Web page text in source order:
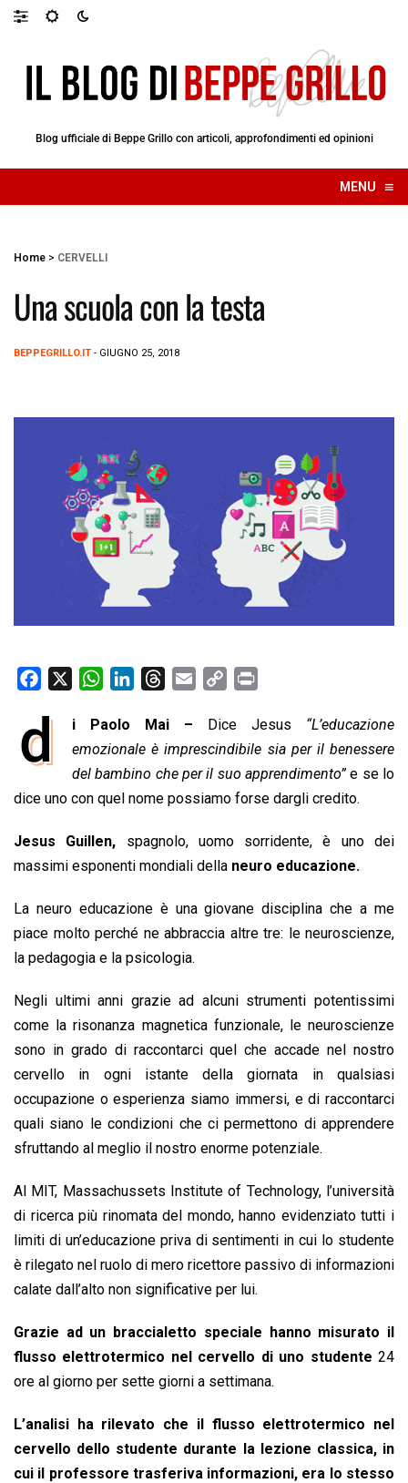
Blog ufficiale di Beppe Grillo con articoli, approfondimenti ed opinioni
MENU ≡
☰
Home > CERVELLI
Una scuola con la testa
BEPPEGRILLO.IT - GIUGNO 25, 2018
e
o
k
W
a
t
s
A
p
k
e
d
n
r
e
a
d
i
l
p
y
L
i
k
i
n
t
d i Paolo Mai – Dice Jesus “L’educazione
emozionale è imprescindibile sia per il benessere
del bambino che per il suo apprendimento”e se lo
dice uno con quel nome possiamo forse dargli credito.
Jesus Guillen, spagnolo, uomo sorridente, è uno dei
massimi esponenti mondiali della neuro educazione.
La neuro educazione è una giovane disciplina che a me
piace molto perché ne abbraccia altre tre: le neuroscienze,
la pedagogia e la psicologia.
Negli ultimi anni grazie ad alcuni strumenti potentissimi
come la risonanza magnetica funzionale, le neuroscienze
sono in grado di raccontarci quel che accade nel nostro
cervello in ogni istante della giornata in qualsiasi
occupazione o esperienza siamo immersi, e di raccontarci
quali siano le condizioni che ci permettono di apprendere
sfruttando al meglio il nostro enorme potenziale.
Al MIT, Massachussets Institute of Technology, l’università
di ricerca più rinomata del mondo, hanno evidenziato tutti i
limiti di un’educazione priva di sentimenti in cui lo studente
è rilegato nel ruolo di mero ricettore passivo di informazioni
calate dall’alto non significative per lui.
Grazie ad un braccialetto speciale hanno misurato il
flusso elettrotermico nel cervello di uno studente 24
ore al giorno per sette giorni a settimana.
L’analisi ha rilevato che il flusso elettrotermico nel
cervello dello studente durante la lezione classica, in
cui il professore trasferiva informazioni, era lo stesso